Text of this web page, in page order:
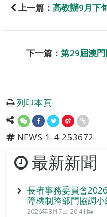
上一篇： 高教辦9月下
下一篇： 第29屆澳
列印本頁
NEWS-1-4-253672
最新新聞
長者事務委員會
障機制跨部門協調
2026年8月7日 20:41